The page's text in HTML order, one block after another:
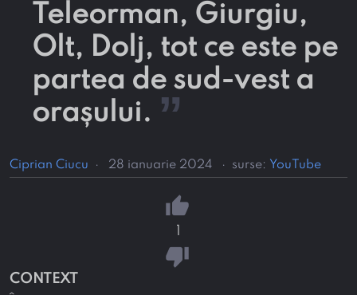
Teleorman, Giurgiu,
Olt, Dolj, tot ce este pe
partea de sud-vest a
orașului. ”
Ciprian Ciucu · 28 ianuarie 2024 · surse: YouTube
thumb_up
thumb_down
CONTEXT